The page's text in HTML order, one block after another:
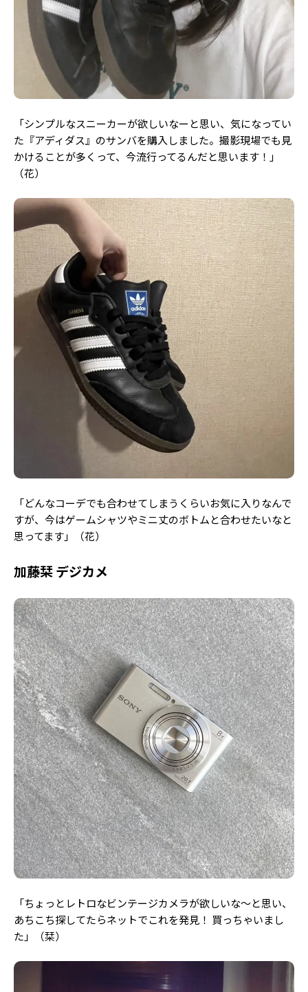
「シンプルなスニーカーが欲しいなーと思い、気になってい
た『アディダス』のサンバを購入しました。撮影現場でも見
かけることが多くって、今流行ってるんだと思います！」
（花）
「どんなコーデでも合わせてしまうくらいお気に入りなんで
すが、今はゲームシャツやミニ丈のボトムと合わせたいなと
思ってます」（花）
加藤栞 デジカメ
「ちょっとレトロなビンテージカメラが欲しいな〜と思い、
あちこち探してたらネットでこれを発見！ 買っちゃいまし
た 」（栞）